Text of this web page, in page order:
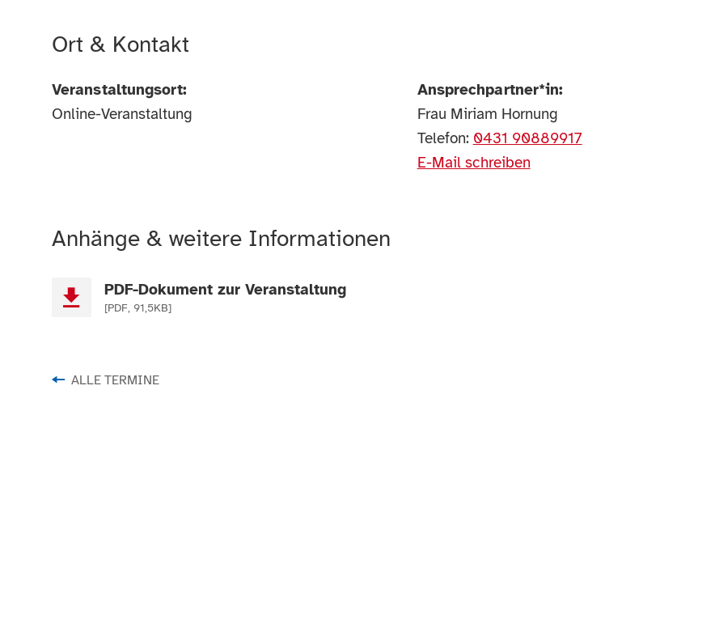
Ort & Kontakt
Veranstaltungsort:
Online-Veranstaltung
Ansprechpartner*in:
Frau Miriam Hornung
Telefon: 0431 90889917
E-Mail schreiben
Anhänge & weitere Informationen
PDF-Dokument zur Veranstaltung
[PDF, 91,5KB]
ALLE TERMINE